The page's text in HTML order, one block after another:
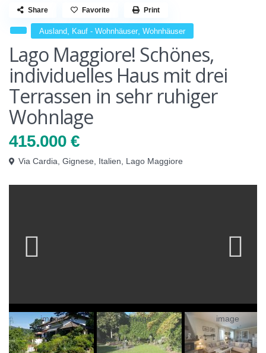
Ausland Kauf - Wohnhäuser Wohnhäuser
Lago Maggiore! Schönes,
individuelles Haus mit drei
Terrassen in sehr ruhiger
Wohnlage
415.000 €
Via Cardia, Gignese Italien Lago Maggiore
Share Favorite Print